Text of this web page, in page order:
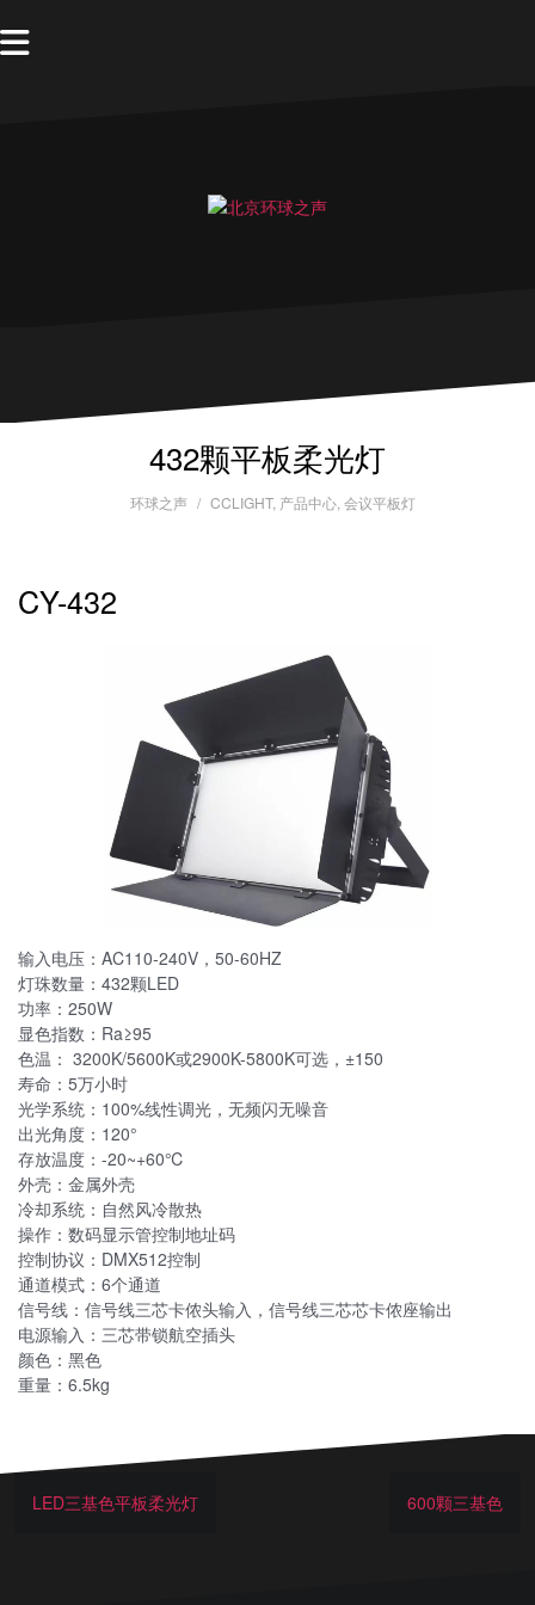
432颗平板柔光灯
环球之声 CCLIGHT, 产品中心, 会议平板灯
CY-432
输入电压：AC110-240V，50-60HZ
灯珠数量：432颗LED
功率：250W
显色指数：Ra≥95
色温： 3200K/5600K或2900K-5800K可选，±150
寿命：5万小时
光学系统：100%线性调光，无频闪无噪音
出光角度：120°
存放温度：-20~+60℃
外壳：金属外壳
冷却系统：自然风冷散热
操作：数码显示管控制地址码
控制协议：DMX512控制
通道模式：6个通道
信号线：信号线三芯卡侬头输入，信号线三芯芯卡侬座输出
电源输入：三芯带锁航空插头
颜色：黑色
重量：6.5kg
LED三基色平板柔光灯 600颗三基色